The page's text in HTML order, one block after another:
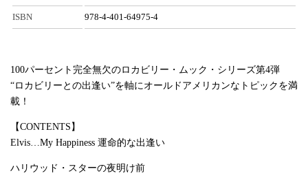
ISBN 978-4-401-64975-4
100パーセント完全無欠のロカビリー・ムック・シリーズ第4弾
“ロカビリーとの出逢い”を軸にオールドアメリカンなトピックを満
載！
【CONTENTS】
Elvis…My Happiness 運命的な出逢い
ハリウッド・スターの夜明け前